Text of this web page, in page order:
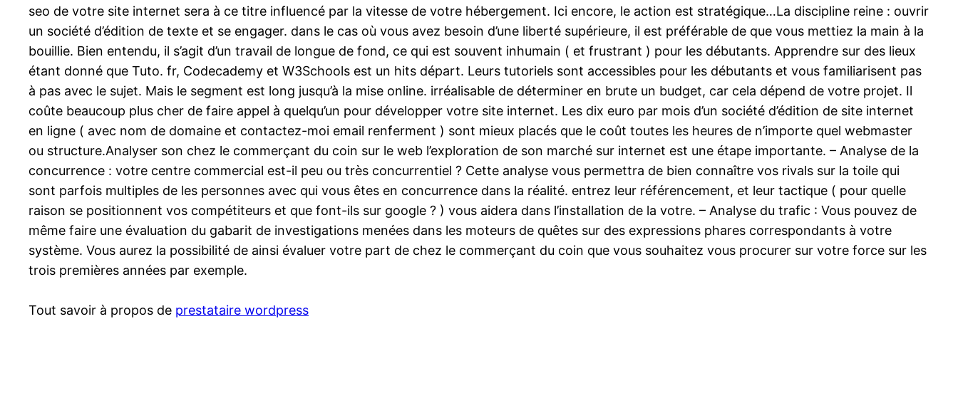
seo de votre site internet sera à ce titre influencé par la vitesse de votre hébergement. Ici encore, le action est stratégique…La discipline reine : ouvrir
un société d’édition de texte et se engager. dans le cas où vous avez besoin d’une liberté supérieure, il est préférable de que vous mettiez la main à la
bouillie. Bien entendu, il s’agit d’un travail de longue de fond, ce qui est souvent inhumain ( et frustrant ) pour les débutants. Apprendre sur des lieux
étant donné que Tuto. fr, Codecademy et W3Schools est un hits départ. Leurs tutoriels sont accessibles pour les débutants et vous familiarisent pas
à pas avec le sujet. Mais le segment est long jusqu’à la mise online. irréalisable de déterminer en brute un budget, car cela dépend de votre projet. Il
coûte beaucoup plus cher de faire appel à quelqu’un pour développer votre site internet. Les dix euro par mois d’un société d’édition de site internet
en ligne ( avec nom de domaine et contactez-moi email renferment ) sont mieux placés que le coût toutes les heures de n’importe quel webmaster
ou structure.Analyser son chez le commerçant du coin sur le web l’exploration de son marché sur internet est une étape importante. – Analyse de la
concurrence : votre centre commercial est-il peu ou très concurrentiel ? Cette analyse vous permettra de bien connaître vos rivals sur la toile qui
sont parfois multiples de les personnes avec qui vous êtes en concurrence dans la réalité. entrez leur référencement, et leur tactique ( pour quelle
raison se positionnent vos compétiteurs et que font-ils sur google ? ) vous aidera dans l’installation de la votre. – Analyse du trafic : Vous pouvez de
même faire une évaluation du gabarit de investigations menées dans les moteurs de quêtes sur des expressions phares correspondants à votre
système. Vous aurez la possibilité de ainsi évaluer votre part de chez le commerçant du coin que vous souhaitez vous procurer sur votre force sur les
trois premières années par exemple.
Tout savoir à propos de prestataire wordpress